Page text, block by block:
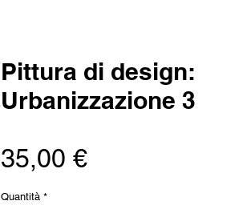
Pittura di design:
Urbanizzazione 3
35,00 €Prezzo
Quantità *